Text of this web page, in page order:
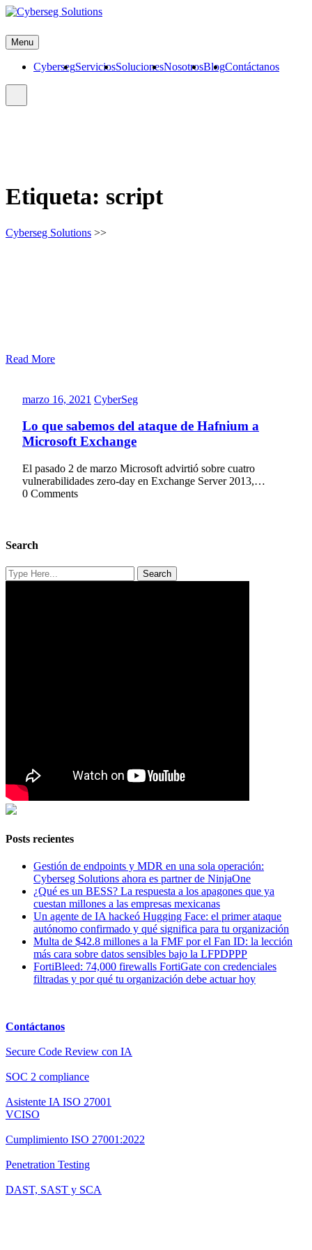
Skip
content
Menu
CybersegServiciosSolucionesNosotrosBlogContáctanos
Etiqueta: script
Cyberseg Solutions >>
Read More
marzo 16, 2021 marzo
2021
CyberSegCyberSeg
Lo que sabemos del ataque de Hafnium a
Microsoft Exchange
El pasado 2 de marzo Microsoft advirtió sobre cuatro
vulnerabilidades zero-day en Exchange Server 2013,…
0 Comments
Search
Posts recientes
Gestión de endpoints y MDR en una sola operación:
Cyberseg Solutions ahora es partner de NinjaOne
¿Qué es un BESS? La respuesta a los apagones que ya
cuestan millones a las empresas mexicanas
Un agente de IA hackeó Hugging Face: el primer ataque
autónomo confirmado y qué significa para tu organización
Multa de $42.8 millones a la FMF por el Fan ID: la lección
más cara sobre datos sensibles bajo la LFPDPPP
FortiBleed: 74,000 firewalls FortiGate con credenciales
filtradas y por qué tu organización debe actuar hoy
Contáctanos
Secure Code Review con IA
SOC 2 compliance
Asistente IA ISO 27001
VCISO
Cumplimiento ISO 27001:2022
Penetration Testing
DAST, SAST y SCA